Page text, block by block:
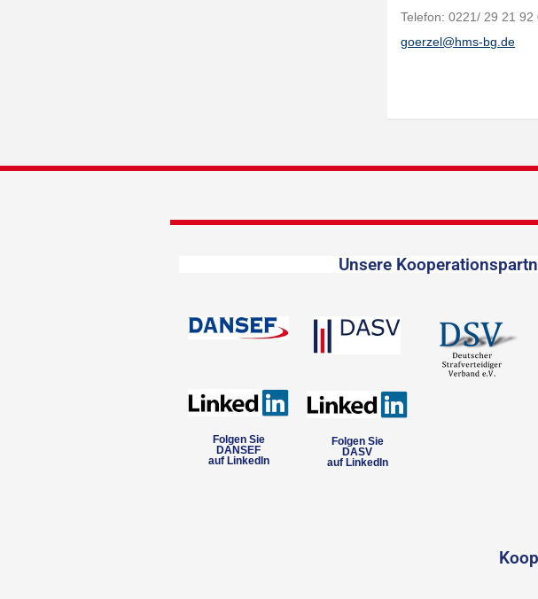
Telefon: 0221/ 29 21
goerzel@hms-bg.de
Unsere
Folgen Sie
DANSEF
auf LinkedIn
Folgen Sie
DASV
auf LinkedIn